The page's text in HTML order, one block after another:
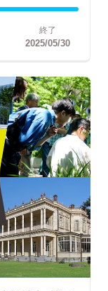
終了
2025/05/30